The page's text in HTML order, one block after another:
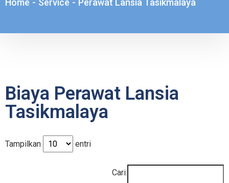
Home - Service - Perawat Lansia Tasikmalaya
Biaya Perawat Lansia
Tasikmalaya
Tampilkan entri
Cari: